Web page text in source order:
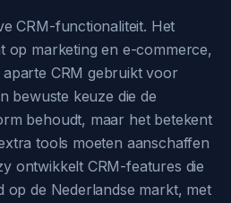
CRM-functionaliteit. Het
op marketing en e-commerce,
CRM gebruikt voor
bewuste keuze die de
behoudt, maar het betekent
tools moeten aanschaffen
ontwikkelt CRM-features die
op de Nederlandse markt, met